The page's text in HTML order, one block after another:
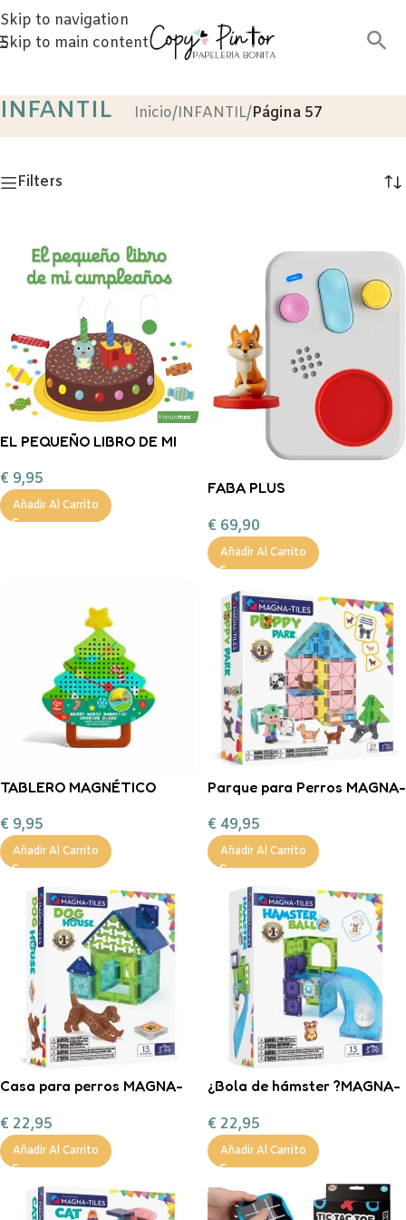
Skip to navigation
Skip to main content
INFANTIL Inicio/INFANTIL/Página 57
Filters
EL PEQUEÑO LIBRO DE MI
€ 9,95
Añadir Al Carrito
FABA PLUS
INTERACTIVO + COLARROJA
€ 69,90
Añadir Al Carrito
TABLERO MAGNÉTICO
DE HAPE
€ 9,95
Añadir Al Carrito
Parque para Perros MAGNA-
€ 49,95
Añadir Al Carrito
Casa para perros MAGNA-
€ 22,95
Añadir Al Carrito
¿Bola de hámster ?MAGNA-
€ 22,95
Añadir Al Carrito